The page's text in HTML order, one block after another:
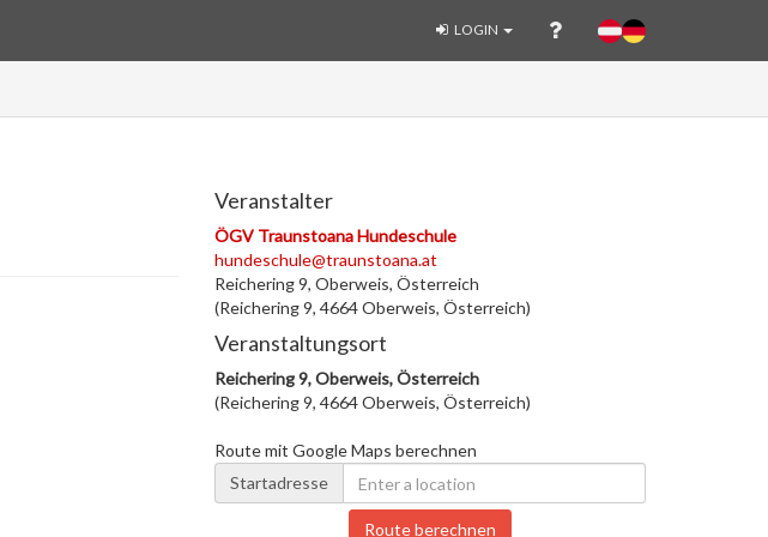
LOGIN
Veranstalter
ÖGV Traunstoana Hundeschule
hundeschule@traunstoana.at
Reichering 9, Oberweis, Österreich
(Reichering 9, 4664 Oberweis, Österreich)
Veranstaltungsort
Reichering 9, Oberweis, Österreich
(Reichering 9, 4664 Oberweis, Österreich)
Route mit Google Maps berechnen
Startadresse
Route berechnen